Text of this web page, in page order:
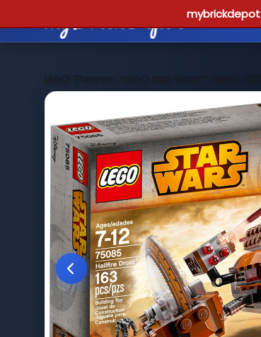
mybrickdepot
LEGO Themen >LEGO Star Wars™>LEGO